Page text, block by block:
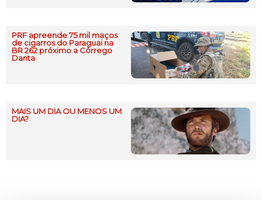
PRF apreende 75 mil maços
de cigarros do Paraguai na
BR 262 próximo a Córrego
Danta
MAIS UM DIA OU MENOS UM
DIA?